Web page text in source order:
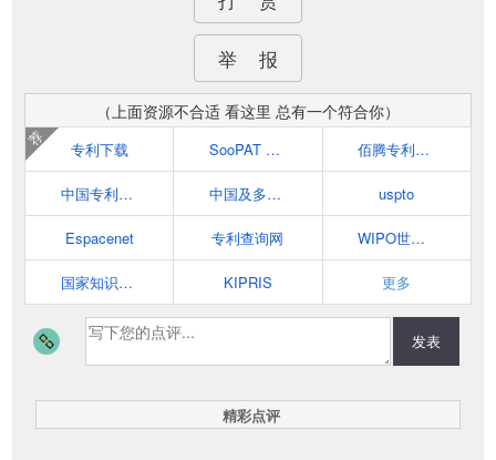
举 报
（上面资源不合适 看这里 总有一个符合你）
专利下载
荐
SooPAT 专利搜索 佰腾专利检索
中国专利下载 中国及多国专利审查信息查询 uspto
Espacenet 专利查询网 WIPO世界知识产权组织
国家知识产权局专利检索及分析系统 KIPRIS 更多
发表
精彩点评